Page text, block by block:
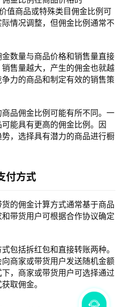
值商品或特殊类目佣金比例可
情况调整，但佣金比例通常不
金数量与商品价格和销售量直接
售量越大，产生的佣金也就越
力的商品和制定有效的销售策
商品佣金比例可能有所不同。一
能具有更高的佣金比例。因
，选择具有潜力的商品进行橱
付方式
货的佣金计算方式通常基于商品
带货用户可根据合作协议确定
包括拆红包和直接转账两种。
商家或带货用户发送随机金额
，商家或带货用户可选择通过
取佣金。